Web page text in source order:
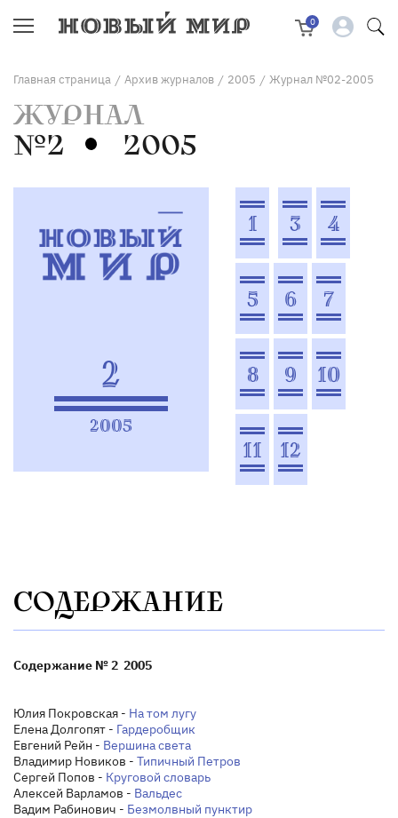
0
Главная страница / Архив журналов / 2005 / Журнал №02-2005
ЖУРНАЛ
№2
2005
1
2
2005
3 4
5 6 7
8 9 10
11 12
СОДЕРЖАНИЕ
Содержание № 2 2005
Юлия Покровская - На том лугу
Елена Долгопят - Гардеробщик
Евгений Рейн - Вершина света
Владимир Новиков - Типичный Петров
Сергей Попов - Круговой словарь
Алексей Варламов - Вальдес
Вадим Рабинович - Безмолвный пунктир